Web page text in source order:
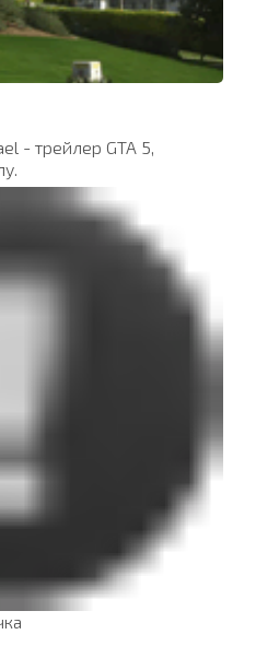
- трейлер GTA 5,